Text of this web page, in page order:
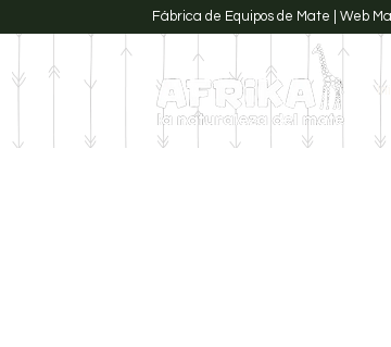
Fábrica de Equipos de Mate | Web